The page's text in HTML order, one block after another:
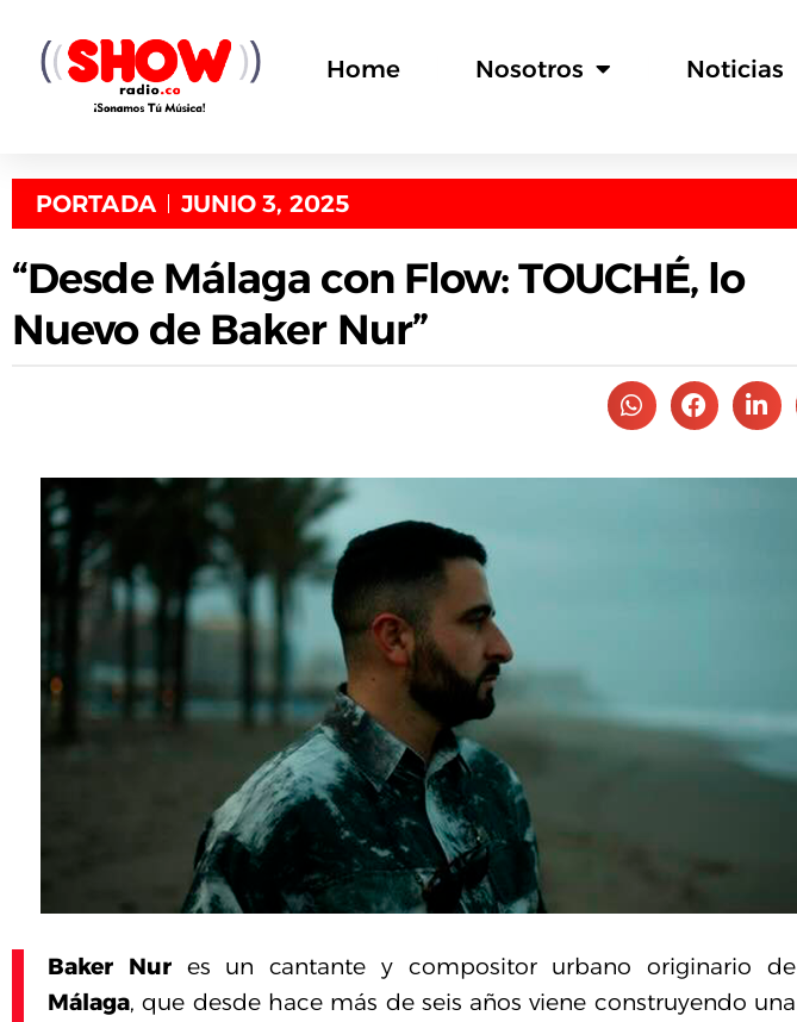
Home Nosotros Noticias
PORTADA JUNIO 3, 2025
“Desde Málaga con Flow: TOUCHÉ, lo
Nuevo de Baker Nur”
Baker Nures un cantante y compositor urbano originario de
Málaga, que desde hace más de seis años viene construyendo una